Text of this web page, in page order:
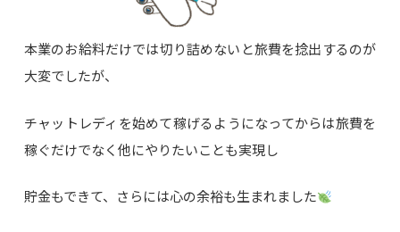
本業のお給料だけでは切り詰めないと旅費を捻出するのが
大変でしたが、
チャットレディを始めて稼げるようになってからは旅費を
稼ぐだけでなく他にやりたいことも実現し
貯金もできて、さらには心の余裕も生まれました